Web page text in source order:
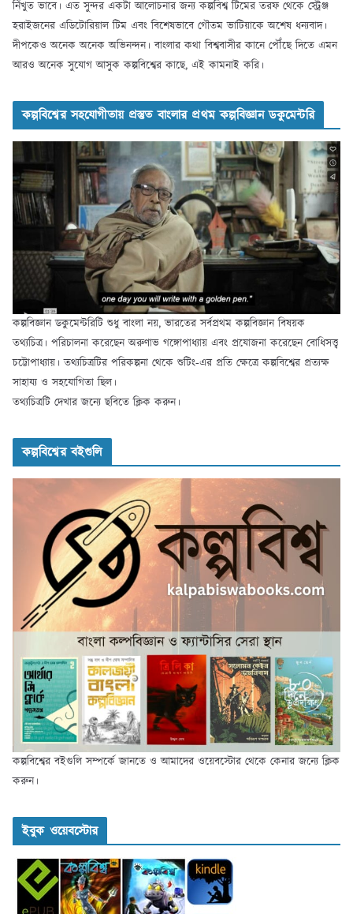
নিঁখুত ভাবে। এত সুন্দর একটা আলোচনার জন্য কল্পবিশ্ব টিমের তরফ থেকে স্ট্রেঞ্জ
হরাইজনের এডিটোরিয়াল টিম এবং বিশেষভাবে গৌতম ভাটিয়াকে অশেষ ধন্যবাদ।
দীপকেও অনেক অনেক অভিনন্দন। বাংলার কথা বিশ্ববাসীর কানে পৌঁছে দিতে এমন
আরও অনেক সুযোগ আসুক কল্পবিশ্বের কাছে, এই কামনাই করি।
কল্পবিশ্বের সহযোগীতায় প্রস্তুত বাংলার প্রথম কল্পবিজ্ঞান ডকুমেন্টরি
কল্পবিজ্ঞান ডকুমেন্টরিটি শুধু বাংলা নয়, ভারতের সর্বপ্রথম কল্পবিজ্ঞান বিষয়ক
তথ্যচিত্র। পরিচালনা করেছেন অরুণাভ গঙ্গোপাধ্যায় এবং প্রযোজনা করেছেন বোধিসত্ত্ব
চট্টোপাধ্যায়। তথ্যচিত্রটির পরিকল্পনা থেকে শুটিং-এর প্রতি ক্ষেত্রে কল্পবিশ্বের প্রত্যক্ষ
সাহায্য ও সহযোগিতা ছিল।
তথ্যচিত্রটি দেখার জন্যে ছবিতে ক্লিক করুন।
কল্পবিশ্বের বইগুলি
কল্পবিশ্বের বইগুলি সম্পর্কে জানতে ও আমাদের ওয়েবস্টোর থেকে কেনার জন্যে ক্লিক
করুন।
ইবুক ওয়েবস্টোর